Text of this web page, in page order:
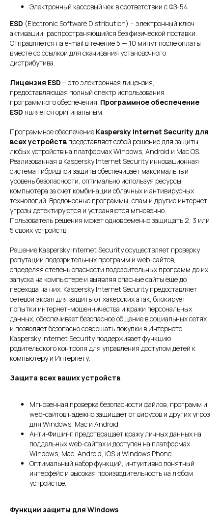
Электронный кассовый чек в соответствии с ФЗ-54.
ESD (Electronic Software Distribution) – электронный ключ
активации, распространяющийся без физической поставки.
Отправляется на e-mail в течение 5 — 10 минут после оплаты
вместе со ссылкой для скачивания установочного
дистрибутива.
Лицензия ESD – это электронная лицензия,
предоставляющая полный спектр использования
программного обеспечения. Программное обеспечение
ESD является оригинальным.
Программное обеспечение Kaspersky Internet Security для
всех устройств представляет собой решение для защиты
любых устройств на платформах Windows, Android и Mac OS.
Реализованная в Kaspersky Internet Security инновационная
система гибридной защиты обеспечивает максимальный
уровень безопасности, оптимально используя ресурсы
компьютера за счет комбинации облачных и антивирусных
технологий. Вредоносные программы, спам и другие интернет-
угрозы детектируются и устраняются мгновенно.
Пользователь решения может одновременно защищать 2, 3 или
5 своих устройств.
Решение Kaspersky Internet Security осуществляет проверку
репутации подозрительных программ и web-сайтов,
определяя степень опасности подозрительных программ до их
запуска на компьютере и выявляя опасные сайты еще до
перехода на них. Kaspersky Internet Security предоставляет
сетевой экран для защиты от хакерских атак, блокирует
попытки интернет-мошенничества и кражи персональных
данных, обеспечивает безопасное общение в социальных сетях
и позволяет безопасно совершать покупки в Интернете.
Kaspersky Internet Security поддерживает функцию
родительского контроля для управления доступом детей к
компьютеру и Интернету.
Защита всех ваших устройств
Мгновенная проверка безопасности файлов, программ и
web-сайтов надежно защищает от вирусов и других угроз
для Windows, Mac и Android.
Анти-Фишинг предотвращает кражу личных данных на
поддельных web-сайтах и доступен на платформах
Windows, Mac, Android, iOS и Windows Phone.
Оптимальный набор функций, интуитивно понятный
интерфейс и высокая производительность на любом
устройстве.
Функции защиты для Windows